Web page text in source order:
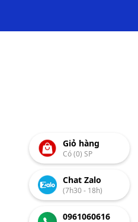
Giỏ hàng
Có (0) SP
Chat Zalo
(7h30 - 18h)
0961060616